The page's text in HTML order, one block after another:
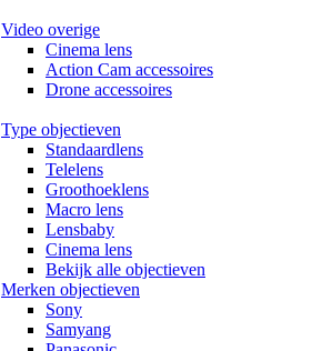
Video overige
Cinema lens
Action Cam accessoires
Drone accessoires
Type objectieven
Standaardlens
Telelens
Groothoeklens
Macro lens
Lensbaby
Cinema lens
Bekijk alle objectieven
Merken objectieven
Sony
Samyang